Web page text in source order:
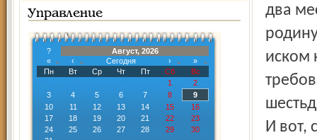
Управление
?
Август, 2026
«
‹ Сегодня ›
»
Пн
Вт Ср Чт Пт Сб
Вс
1
2
3
4 5 6 7 8
9
10
11 12 13 14 15
16
17
18 19 20 21 22
23
24
25 26 27 28 29
30
два
иском
И вот,